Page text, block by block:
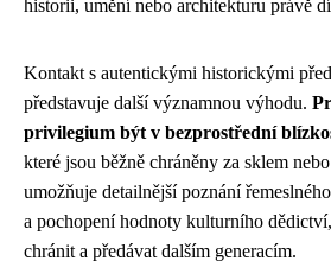
historii, umění nebo architekturu právě
Kontakt s autentickými historickými
představuje další významnou výhodu.
privilegium být v bezprostřední
které jsou běžně chráněny za sklem
umožňuje detailnější poznání
a pochopení hodnoty kulturního
chránit a předávat dalším generacím.